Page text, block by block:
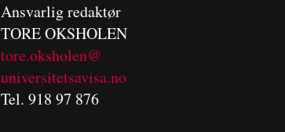
Ansvarlig redaktør
TORE OKSHOLEN
tore.oksholen@
universitetsavisa.no
Tel. 918 97 876